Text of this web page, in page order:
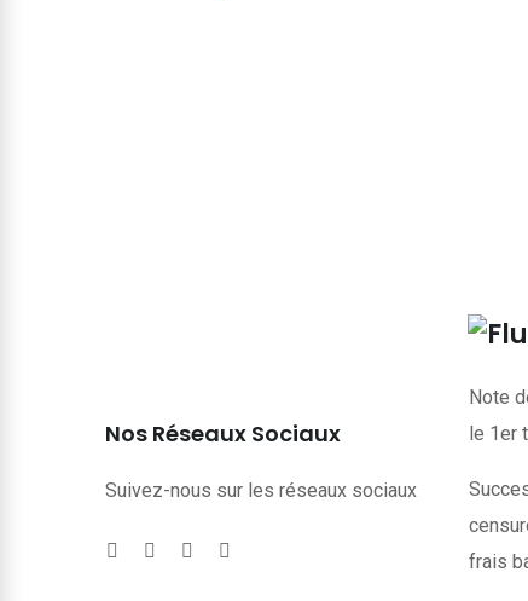
Nos Réseaux Sociaux
Suivez-nous sur les réseaux sociaux
Note
le 1er
frais